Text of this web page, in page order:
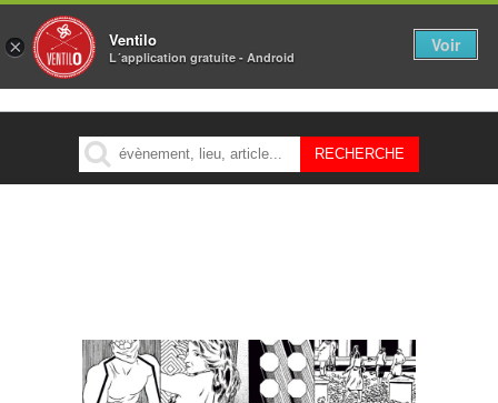
MENU
× Ventilo
L´application gratuite - Android
Voir